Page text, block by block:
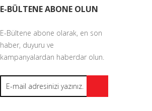
E-BÜLTENE ABONE OLUN
E-Bültene abone olarak, en son
haber, duyuru ve
kampanyalardan haberdar olun.